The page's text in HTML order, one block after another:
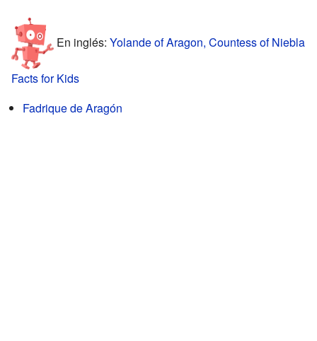
En inglés: Yolande of Aragon, Countess of Niebla
Facts for Kids
Fadrique de Aragón